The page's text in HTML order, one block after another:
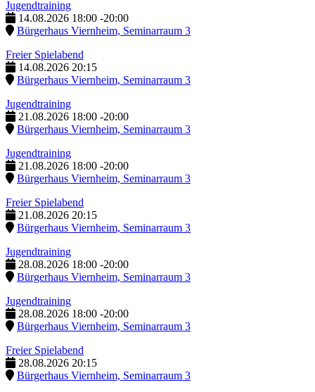
Jugendtraining
14.08.2026 18:00 -20:00
Bürgerhaus Viernheim, Seminarraum 3
Freier Spielabend
14.08.2026 20:15
Bürgerhaus Viernheim, Seminarraum 3
Jugendtraining
21.08.2026 18:00 -20:00
Bürgerhaus Viernheim, Seminarraum 3
Jugendtraining
21.08.2026 18:00 -20:00
Bürgerhaus Viernheim, Seminarraum 3
Freier Spielabend
21.08.2026 20:15
Bürgerhaus Viernheim, Seminarraum 3
Jugendtraining
28.08.2026 18:00 -20:00
Bürgerhaus Viernheim, Seminarraum 3
Jugendtraining
28.08.2026 18:00 -20:00
Bürgerhaus Viernheim, Seminarraum 3
Freier Spielabend
28.08.2026 20:15
Bürgerhaus Viernheim, Seminarraum 3